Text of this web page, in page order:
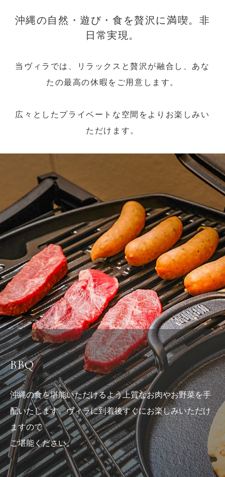
沖縄の自然・遊び・食を贅沢に満喫。非
日常実現。
当ヴィラでは、リラックスと贅沢が融合し、あな
たの最高の休暇をご用意します。
広々としたプライベートな空間をよりお楽しみい
ただけます。
BBQ
沖縄の食を堪能いただけるよう上質なお肉やお野菜を手
配いたします。ヴィラに到着後すぐにお楽しみいただけ
ますので
ご堪能ください。